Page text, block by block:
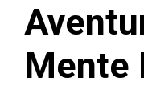
Mente